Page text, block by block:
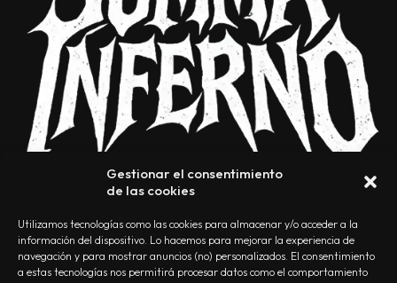
Gestionar el consentimiento
de las cookies
Utilizamos tecnologías como las cookies para almacenar y/o acceder a la
información del dispositivo. Lo hacemos para mejorar la experiencia de
navegación y para mostrar anuncios (no) personalizados. El consentimiento
a estas tecnologías nos permitirá procesar datos como el comportamiento